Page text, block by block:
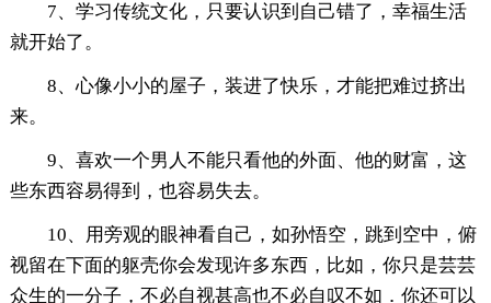
7、学习传统文化，只要认识到自己错了，幸福生活
就开始了。
8、心像小小的屋子，装进了快乐，才能把难过挤出
来。
9、喜欢一个男人不能只看他的外面、他的财富，这
些东西容易得到，也容易失去。
10、用旁观的眼神看自己，如孙悟空，跳到空中，俯
视留在下面的躯壳你会发现许多东西，比如，你只是芸芸
众生的一分子，不必自视甚高也不必自叹不如．你还可以